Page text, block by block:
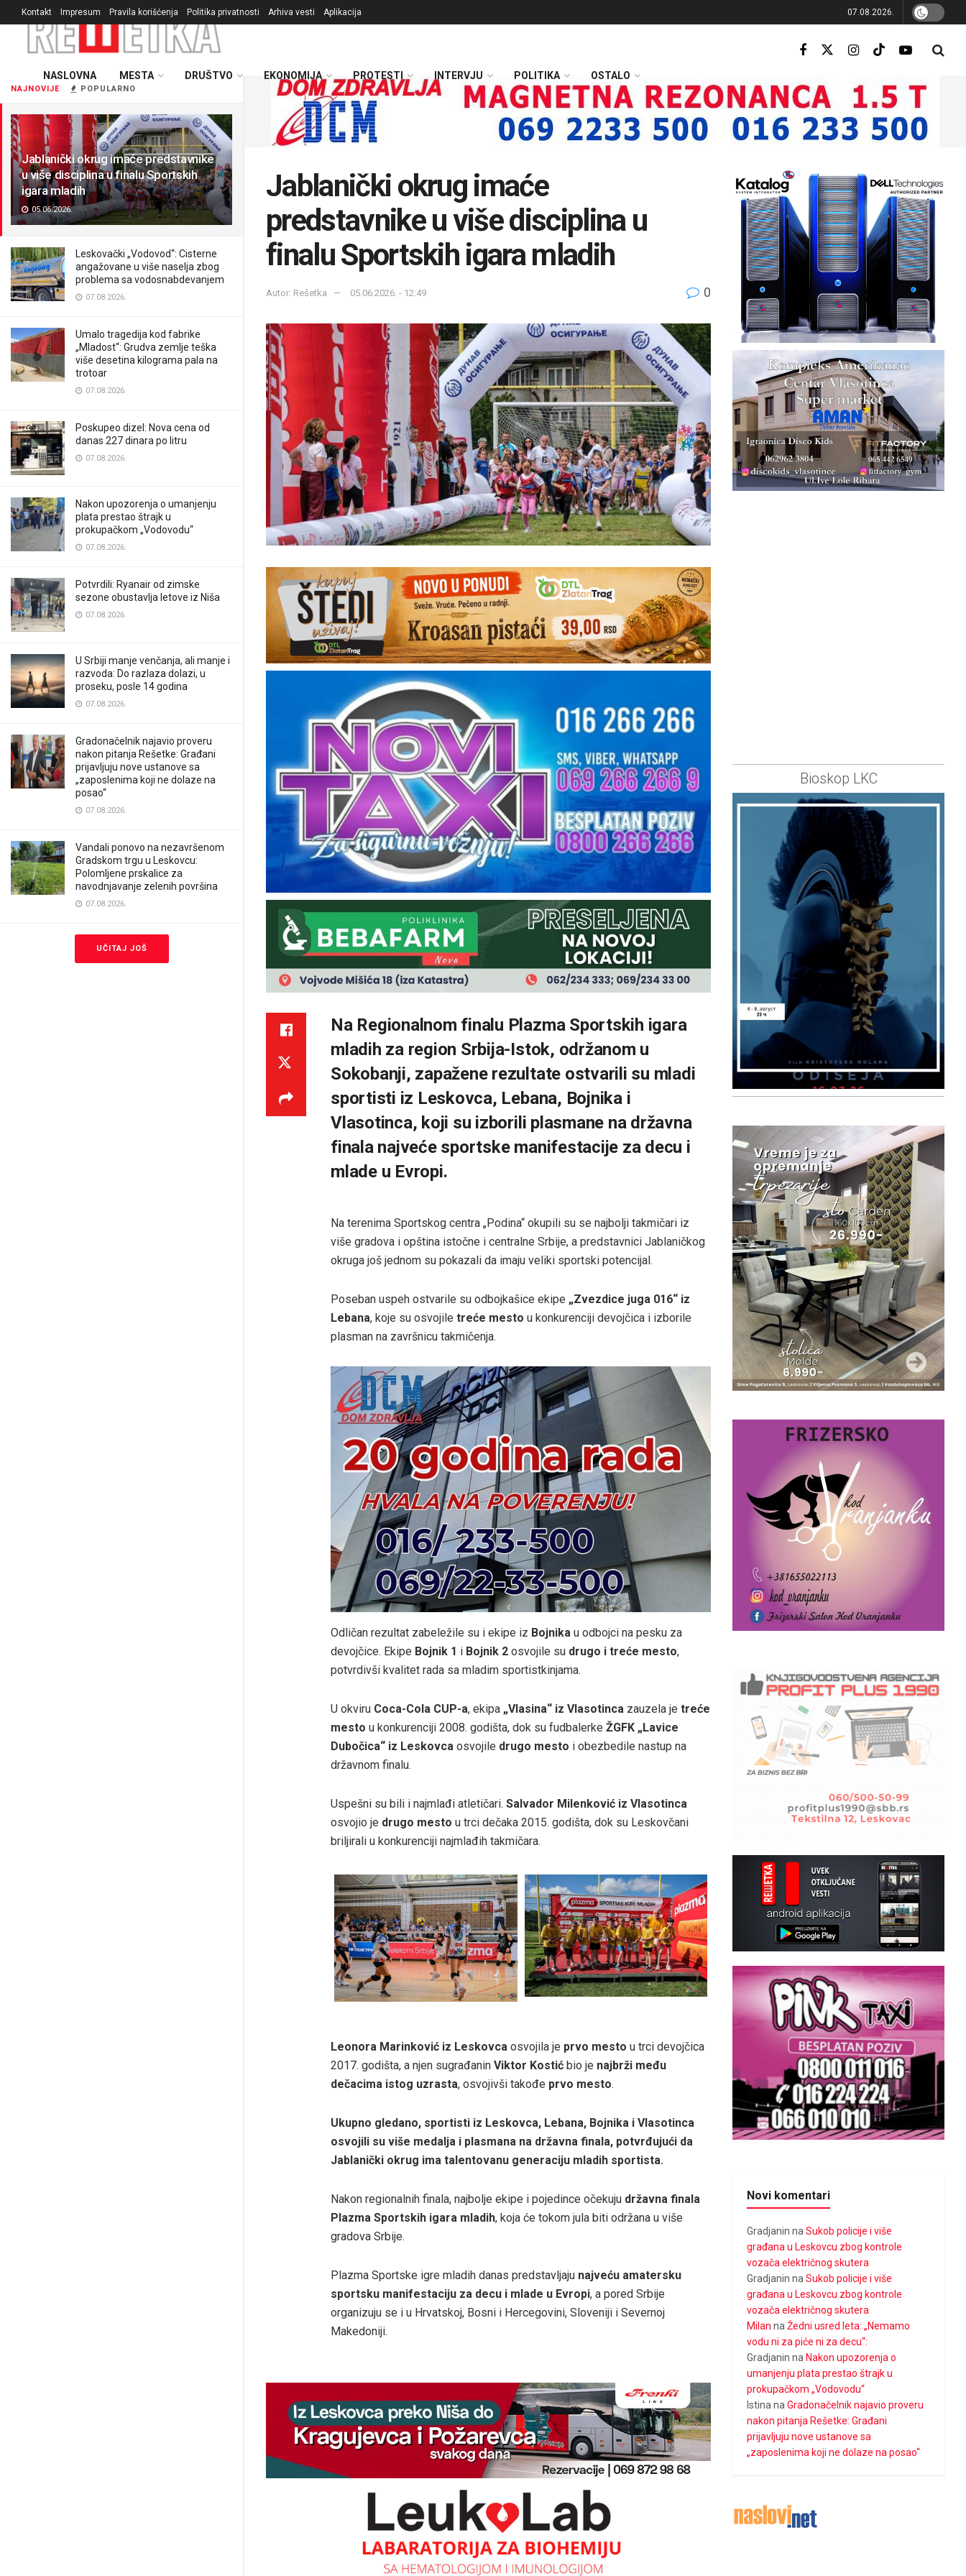
NAJNOVIJE POPULARNO
Jablanički okrug imaće predstavnike
u više disciplina u finalu Sportskih
igara mladih
05.06.2026.
Leskovački „Vodovod“: Cisterne
angažovane u više naselja zbog
problema sa vodosnabdevanjem
07.08.2026.
Umalo tragedija kod fabrike
„Mladost“: Grudva zemlje teška
više desetina kilograma pala na
trotoar
07.08.2026.
Poskupeo dizel: Nova cena od
danas 227 dinara po litru
07.08.2026.
Nakon upozorenja o umanjenju
plata prestao štrajk u
prokupačkom „Vodovodu“
07.08.2026.
Potvrdili: Ryanair od zimske
sezone obustavlja letove iz Niša
07.08.2026.
U Srbiji manje venčanja, ali manje i
razvoda: Do razlaza dolazi, u
proseku, posle 14 godina
07.08.2026.
Gradonačelnik najavio proveru
nakon pitanja Rešetke: Građani
prijavljuju nove ustanove sa
„zaposlenima koji ne dolaze na
posao“
07.08.2026.
Vandali ponovo na nezavršenom
Gradskom trgu u Leskovcu:
Polomljene prskalice za
navodnjavanje zelenih površina
07.08.2026.
UČITAJ JOŠ
Kontakt Impresum Pravila korišćenja Politika privatnosti Arhiva vesti Aplikacija 07.08.2026.
NASLOVNA MESTA DRUŠTVO EKONOMIJA PROTESTI INTERVJU POLITIKA OSTALO
Jablanički okrug imaće
predstavnike u više disciplina u
finalu Sportskih igara mladih
Autor: Rešetka 05.06.2026. - 12:49 0
Na Regionalnom finalu Plazma Sportskih igara
mladih za region Srbija-Istok, održanom u
Sokobanji, zapažene rezultate ostvarili su mladi
sportisti iz Leskovca, Lebana, Bojnika i
Vlasotinca, koji su izborili plasmane na državna
finala najveće sportske manifestacije za decu i
mlade u Evropi.
Na terenima Sportskog centra „Podina“ okupili su se najbolji takmičari iz
više gradova i opština istočne i centralne Srbije, a predstavnici Jablaničkog
okruga još jednom su pokazali da imaju veliki sportski potencijal.
Poseban uspeh ostvarile su odbojkašice ekipe „Zvezdice juga 016“ iz
Lebana, koje su osvojile treće mesto u konkurenciji devojčica i izborile
plasman na završnicu takmičenja.
Odličan rezultat zabeležile su i ekipe iz Bojnika u odbojci na pesku za
devojčice. Ekipe Bojnik 1 i Bojnik 2 osvojile su drugo i treće mesto,
potvrdivši kvalitet rada sa mladim sportistkinjama.
U okviru Coca-Cola CUP-a, ekipa „Vlasina“ iz Vlasotinca zauzela je treće
mesto u konkurenciji 2008. godišta, dok su fudbalerke ŽGFK „Lavice
Dubočica“ iz Leskovca osvojile drugo mesto i obezbedile nastup na
državnom finalu.
Uspešni su bili i najmlađi atletičari. Salvador Milenković iz Vlasotinca
osvojio je drugo mesto u trci dečaka 2015. godišta, dok su Leskovčani
briljirali u konkurenciji najmlađih takmičara.
Leonora Marinković iz Leskovca osvojila je prvo mesto u trci devojčica
2017. godišta, a njen sugrađanin Viktor Kostić bio je najbrži među
dečacima istog uzrasta, osvojivši takođe prvo mesto.
Ukupno gledano, sportisti iz Leskovca, Lebana, Bojnika i Vlasotinca
osvojili su više medalja i plasmana na državna finala, potvrđujući da
Jablanički okrug ima talentovanu generaciju mladih sportista.
Nakon regionalnih finala, najbolje ekipe i pojedince očekuju državna finala
Plazma Sportskih igara mladih, koja će tokom jula biti održana u više
gradova Srbije.
Plazma Sportske igre mladih danas predstavljaju najveću amatersku
sportsku manifestaciju za decu i mlade u Evropi, a pored Srbije
organizuju se i u Hrvatskoj, Bosni i Hercegovini, Sloveniji i Severnoj
Makedoniji.
Bioskop LKC
Novi komentari
Gradjanin naSukob policije i više
građana u Leskovcu zbog kontrole
vozača električnog skutera
Gradjanin naSukob policije i više
građana u Leskovcu zbog kontrole
vozača električnog skutera
Milan naŽedni usred leta: „Nemamo
vodu ni za piće ni za decu“:
Gradjanin na Nakon upozorenja o
umanjenju plata prestao štrajk u
prokupačkom „Vodovodu“
Istina naGradonačelnik najavio proveru
nakon pitanja Rešetke: Građani
prijavljuju nove ustanove sa
„zaposlenima koji ne dolaze na posao“